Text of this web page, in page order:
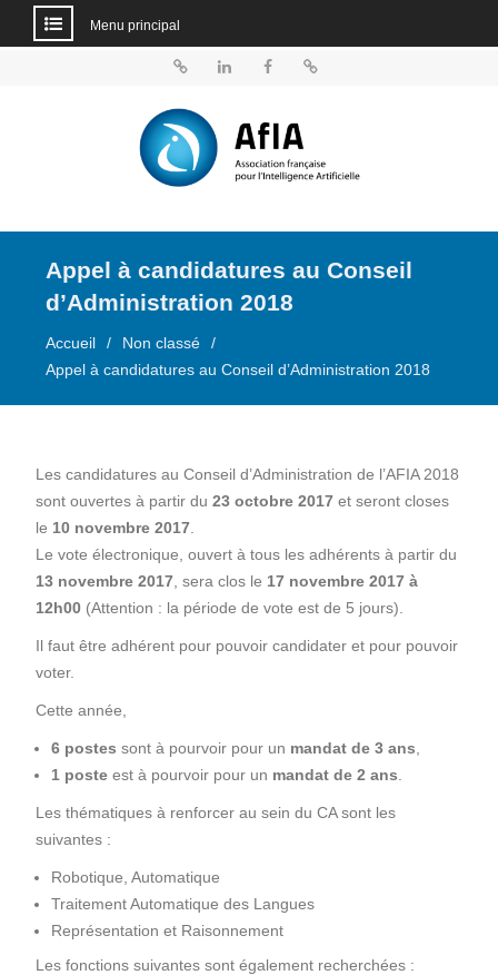
Menu principal
Appel à candidatures au Conseil
d’Administration 2018
Accueil
Non classé
Appel à candidatures au Conseil d’Administration 2018
Les candidatures au Conseil d’Administration de l’AFIA 2018
sont ouvertes à partir du 23 octobre 2017et seront closes
le 10 novembre 2017.
Le vote électronique, ouvert à tous les adhérents à partir du
13 novembre 2017, sera clos le 17 novembre 2017 à
12h00(Attention : la période de vote est de 5 jours).
Il faut être adhérent pour pouvoir candidater et pour pouvoir
voter.
Cette année,
6 postes sont à pourvoir pour un mandat de 3 ans
1 posteest à pourvoir pour un mandat de 2 ans
Les thématiques à renforcer au sein du CA sont les
suivantes :
Robotique, Automatique
Traitement Automatique des Langues
Représentation et Raisonnement
Les fonctions suivantes sont également recherchées :